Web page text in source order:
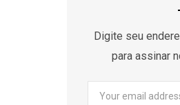
Digite seu
para assinar